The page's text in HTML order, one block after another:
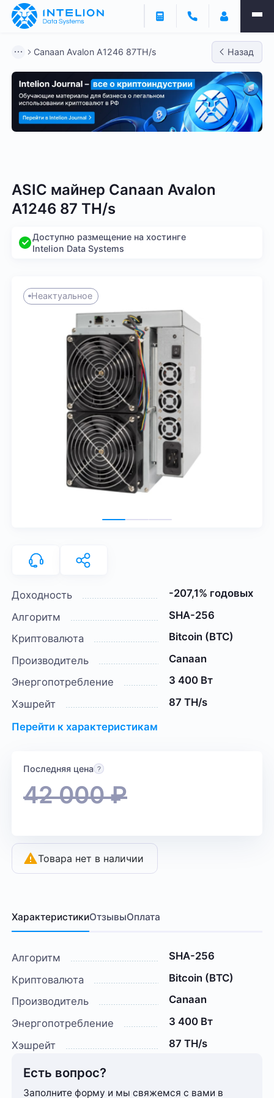
Canaan Avalon A1246 87TH/s Назад
ASIC майнер Canaan Avalon
A1246 87 TH/s
Доступно размещение на хостинге
Intelion Data Systems
Неактуальное
Доходность
-207,1% годовых
Алгоритм
SHA-256
Криптовалюта
Bitcoin (BTC)
Производитель
Canaan
Энергопотребление
3 400 Вт
Хэшрейт
87 TH/s
Перейти к характеристикам
Последняя цена
42 000₽
Товара нет в наличии
ХарактеристикиОтзывыОплата
Алгоритм
SHA-256
Криптовалюта
Bitcoin (BTC)
Производитель
Canaan
Энергопотребление
3 400 Вт
Хэшрейт
87 TH/s
Есть вопрос?
Заполните форму и мы свяжемся с вами в